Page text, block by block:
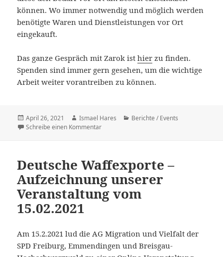
können. Wo immer notwendig und möglich werden
benötigte Waren und Dienstleistungen vor Ort
eingekauft.
Das ganze Gespräch mit Zarok isthier zu finden.
Spenden sind immer gern gesehen, um die wichtige
Arbeit weiter vorantreiben zu können.
Veröffentlicht
am
April 26, 2021 Autor
Ismael Hares Kategorien
Berichte / Events
Schreibe einen Kommentarzu ZAROK e.V.: Bildung und Zukunft für
Deutsche Waffexporte –
Aufzeichnung unserer
Veranstaltung vom
15.02.2021
Am 15.2.2021 lud die AG Migration und Vielfalt der
SPD Freiburg, Emmendingen und Breisgau-